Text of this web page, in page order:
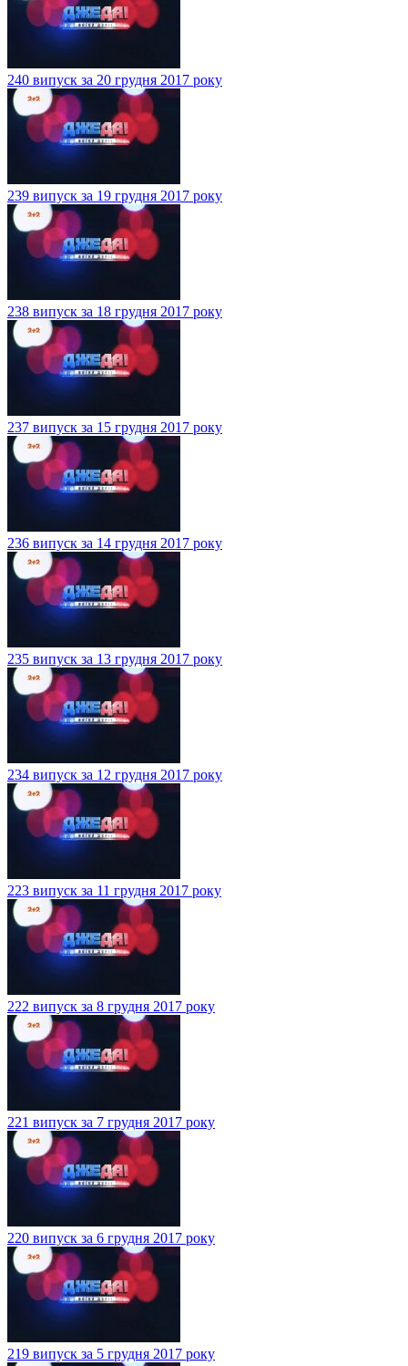
240 випуск за 20 грудня 2017 року
239 випуск за 19 грудня 2017 року
238 випуск за 18 грудня 2017 року
237 випуск за 15 грудня 2017 року
236 випуск за 14 грудня 2017 року
235 випуск за 13 грудня 2017 року
234 випуск за 12 грудня 2017 року
223 випуск за 11 грудня 2017 року
222 випуск за 8 грудня 2017 року
221 випуск за 7 грудня 2017 року
220 випуск за 6 грудня 2017 року
219 випуск за 5 грудня 2017 року